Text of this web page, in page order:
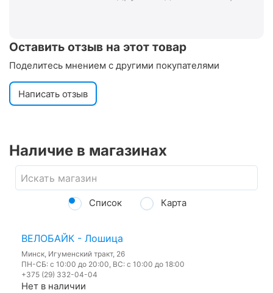
Оставить отзыв на этот товар
Поделитесь мнением с другими покупателями
Написать отзыв
Наличие в магазинах
Список Карта
ВЕЛОБАЙК - Лошица
Минск, Игуменский тракт, 26
ПН-СБ: с 10:00 до 20:00, ВС: с 10:00 до 18:00
+375 (29) 332-04-04
Нет в наличии